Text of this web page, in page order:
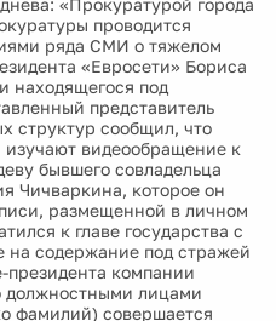
проводится
ряда СМИ о тяжелом
«Евросети» Бориса
находящегося под
представитель
структур сообщил, что
изучают видеообращение к
бывшего совладельца
Чичваркина, которое он
размещенной в личном
к главе государства с
на содержание под стражей
президента компании
должностными лицами
фамилий) совершается